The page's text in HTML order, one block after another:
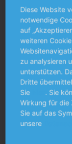
Als
Werten
Kernfamilien.
Wichtig ist
Diese Website
notwendige
auf
weiteren
zu analysieren
unterstützen.
Dritte
Sie
. Sie
Wirkung für die
Sie auf das
unsere